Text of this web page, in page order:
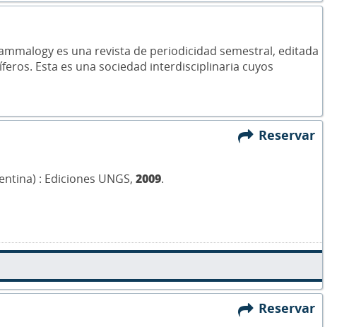
es una revista de periodicidad semestral, editada
Esta es una sociedad interdisciplinaria cuyos
Reservar
: Ediciones UNGS, 2009.
Reservar